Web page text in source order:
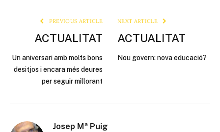
PREVIOUS ARTICLE
ACTUALITAT
Un aniversari amb molts bons
desitjos i encara més deures
per seguir millorant
NEXT ARTICLE
ACTUALITAT
Nou govern: nova educació?
Josep Mª Puig